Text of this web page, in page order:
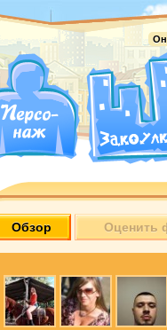
Обзор Оценить